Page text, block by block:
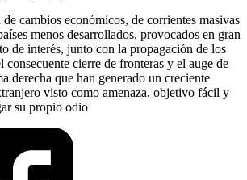
cambios económicos, de corrientes masivas
menos desarrollados, provocados en gran
de interés, junto con la propagación de los
consecuente cierre de fronteras y el auge de
derecha que han generado un creciente
visto como amenaza, objetivo fácil y
su propio odio